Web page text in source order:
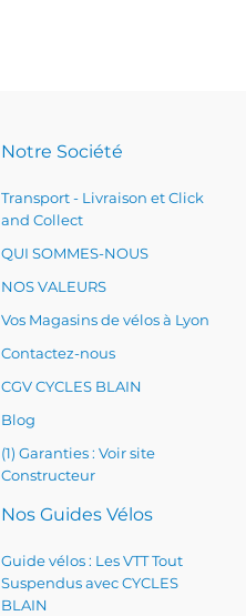
Notre Société
Transport - Livraison et Click
and Collect
QUI SOMMES-NOUS
NOS VALEURS
Vos Magasins de vélos à Lyon
Contactez-nous
CGV CYCLES BLAIN
Blog
(1) Garanties : Voir site
Constructeur
Nos Guides Vélos
Guide vélos : Les VTT Tout
Suspendus avec CYCLES
BLAIN